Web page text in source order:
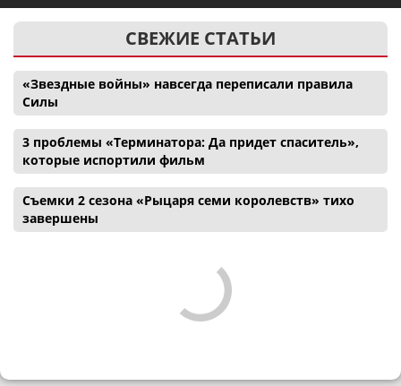
СВЕЖИЕ СТАТЬИ
«Звездные войны» навсегда переписали правила
Силы
3 проблемы «Терминатора: Да придет спаситель»,
которые испортили фильм
Съемки 2 сезона «Рыцаря семи королевств» тихо
завершены